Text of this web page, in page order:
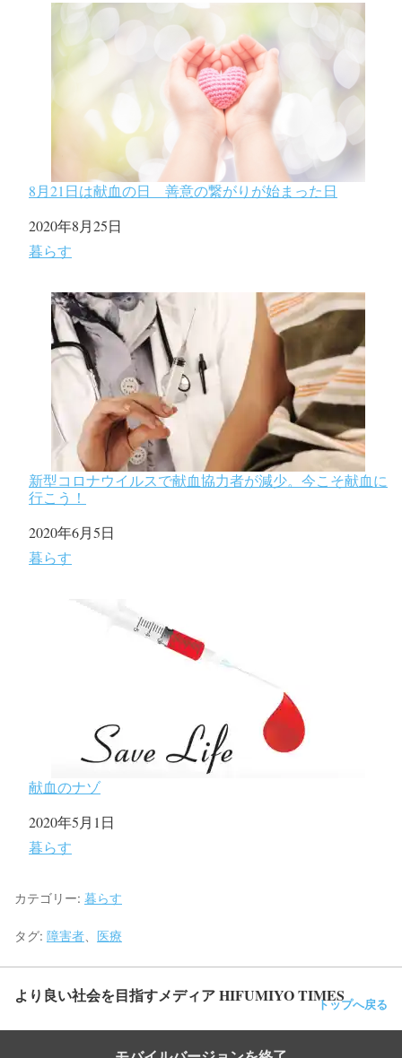
8月21日は献血の日 善意の繋がりが始まった日
日付
2020年8月25日
関連理由
暮らす
新型コロナウイルスで献血協力者が減少。今こそ献血に
行こう！
日付
2020年6月5日
関連理由
暮らす
献血のナゾ
日付
2020年5月1日
関連理由
暮らす
カテゴリー: 暮らす
タグ: 障害者 医療
より良い社会を目指すメディア HIFUMIYO TIMESトップへ戻る